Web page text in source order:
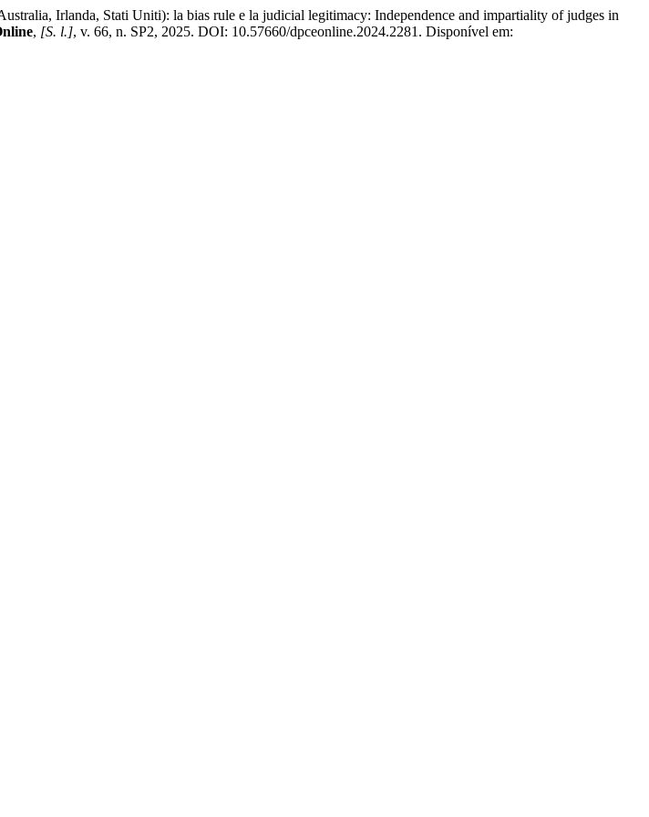
Irlanda, Stati Uniti): la bias rule e la judicial legitimacy: Independence and impartiality of judges in
, [S. l.], v. 66, n. SP2, 2025. DOI: 10.57660/dpceonline.2024.2281. Disponível em: